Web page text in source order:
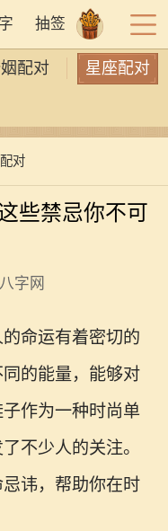
抽签
配对 星座配对
对
些禁忌你不可
字网
命运有着密切的
的能量，能够对
作为一种时尚单
不少人的关注。
讳，帮助你在时